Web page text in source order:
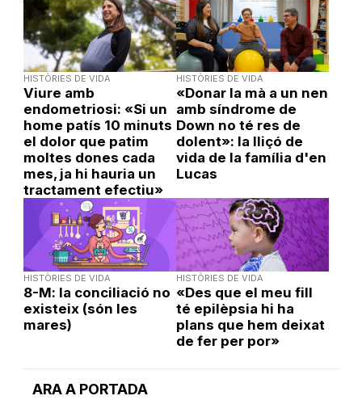
ARA A PORTADA
HISTÒRIES DE VIDA
Viure amb
endometriosi: «Si un
home patís 10 minuts
el dolor que patim
moltes dones cada
mes, ja hi hauria un
tractament efectiu»
HISTÒRIES DE VIDA
«Donar la mà a un nen
amb síndrome de
Down no té res de
dolent»: la lliçó de
vida de la família d'en
Lucas
HISTÒRIES DE VIDA
8-M: la conciliació no
existeix (són les
mares)
HISTÒRIES DE VIDA
«Des que el meu fill
té epilèpsia hi ha
plans que hem deixat
de fer per por»